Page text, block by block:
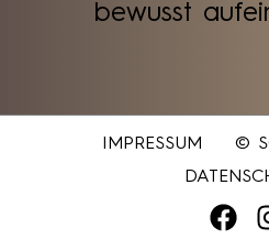
bewusst
IMPRESSUM
©